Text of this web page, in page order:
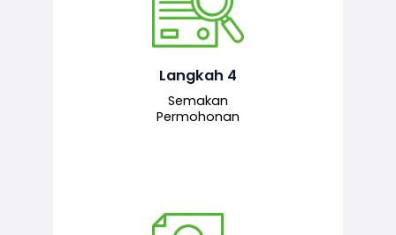
Langkah 4
Semakan
Permohonan
Pegawai penyemak menyemak
maklumat yang dikemukakan. Jika
semua maklumat adalah lengkap dan
kepada pegawai pelulus untuk
tindakan seterusnya.